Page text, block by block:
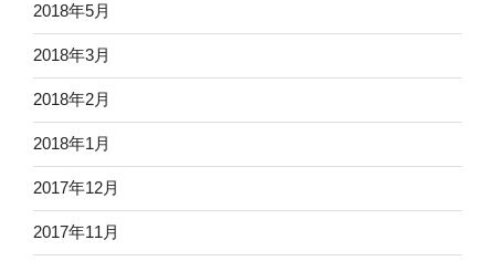
2018年5月
2018年3月
2018年2月
2018年1月
2017年12月
2017年11月